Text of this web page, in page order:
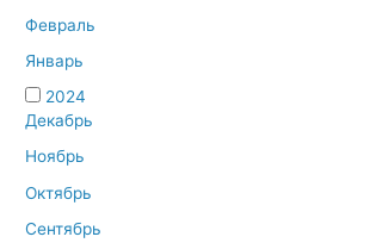
Февраль
Январь
2024
Декабрь
Ноябрь
Октябрь
Сентябрь